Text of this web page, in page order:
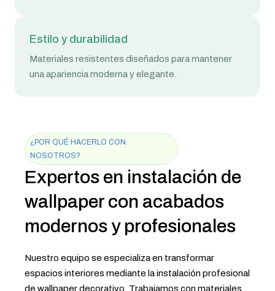
Estilo y durabilidad
Materiales resistentes diseñados para mantener
una apariencia moderna y elegante.
¿POR QUÉ HACERLO CON
NOSOTROS?
Expertos en instalación de
wallpaper con acabados
modernos y profesionales
Nuestro equipo se especializa en transformar
espacios interiores mediante la instalación profesional
de wallpaper decorativo. Trabajamos con materiales